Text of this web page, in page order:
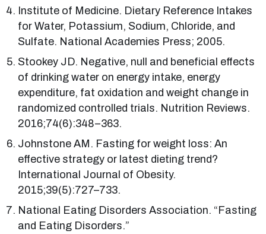
Institute of Medicine. Dietary Reference Intakes
for Water, Potassium, Sodium, Chloride, and
Sulfate. National Academies Press; 2005.
Stookey JD. Negative, null and beneficial effects
of drinking water on energy intake, energy
expenditure, fat oxidation and weight change in
randomized controlled trials. Nutrition Reviews.
2016;74(6):348–363.
Johnstone AM. Fasting for weight loss: An
effective strategy or latest dieting trend?
International Journal of Obesity.
2015;39(5):727–733.
National Eating Disorders Association. “Fasting
and Eating Disorders.”